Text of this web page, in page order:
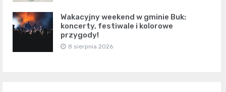
Wakacyjny weekend w gminie Buk:
koncerty, festiwale i kolorowe
przygody!
8 sierpnia 2026